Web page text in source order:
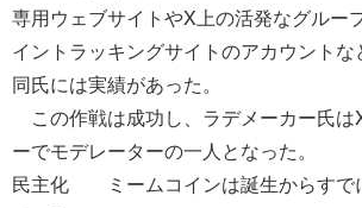
専用ウェブサイトやX上の活発なグルー
イントラッキングサイトのアカウントな
同氏には実績があった。
この作戦は成功し、ラデメーカー氏は
ーでモデレーターの一人となった。
民主化 ミームコインは誕生からすで